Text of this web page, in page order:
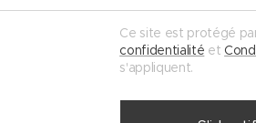
Ce site est protégé
confidentialité et
s'appliquent.